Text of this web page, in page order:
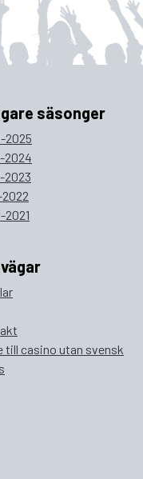
säsonger
2025
2024
2023
2022
2021
till casino utan svensk